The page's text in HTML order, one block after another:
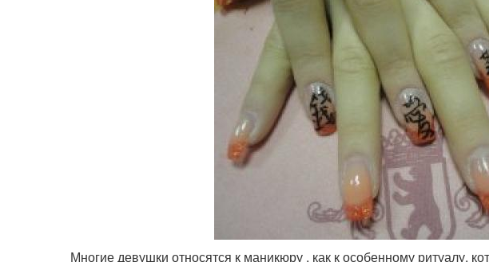
Многие девушки относятся к маникюру , как к особенному ритуалу,